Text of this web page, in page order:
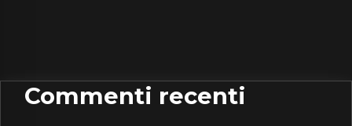
Commenti recenti